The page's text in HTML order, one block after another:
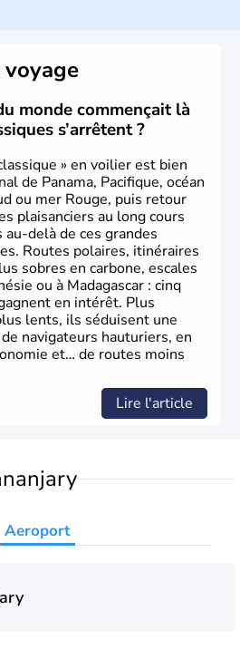
en 1960. On dénombre un
Malgaches.
voyage
monde commençait là
s’arrêtent ?
» en voilier est bien
de Panama, Pacifique, océan
ou mer Rouge, puis retour
plaisanciers au long cours
delà de ces grandes
Routes polaires, itinéraires
sobres en carbone, escales
ou à Madagascar : cinq
en intérêt. Plus
lents, ils séduisent une
navigateurs hauturiers, en
et… de routes moins
Lire l'article
Aeroport